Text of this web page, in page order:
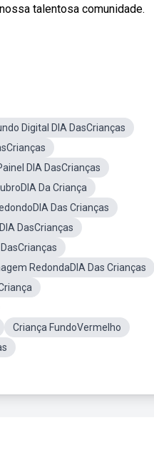
talentosa comunidade.
Digital DIA DasCrianças
DIA DasCrianças
Da Criança
Das Crianças
DasCrianças
RedondaDIA Das Crianças
Criança FundoVermelho